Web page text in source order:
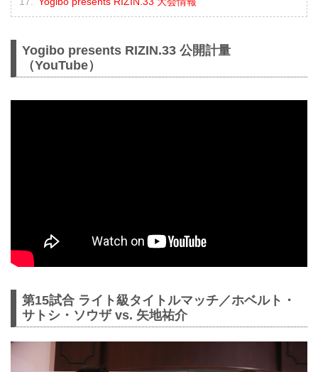
Yogibo presents RIZIN.33 公開計量
（YouTube）
第15試合 ライト級タイトルマッチ／ホベルト・
サトシ・ソウザ vs. 矢地祐介